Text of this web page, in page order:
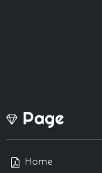
Page
Home